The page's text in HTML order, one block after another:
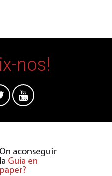
nos!